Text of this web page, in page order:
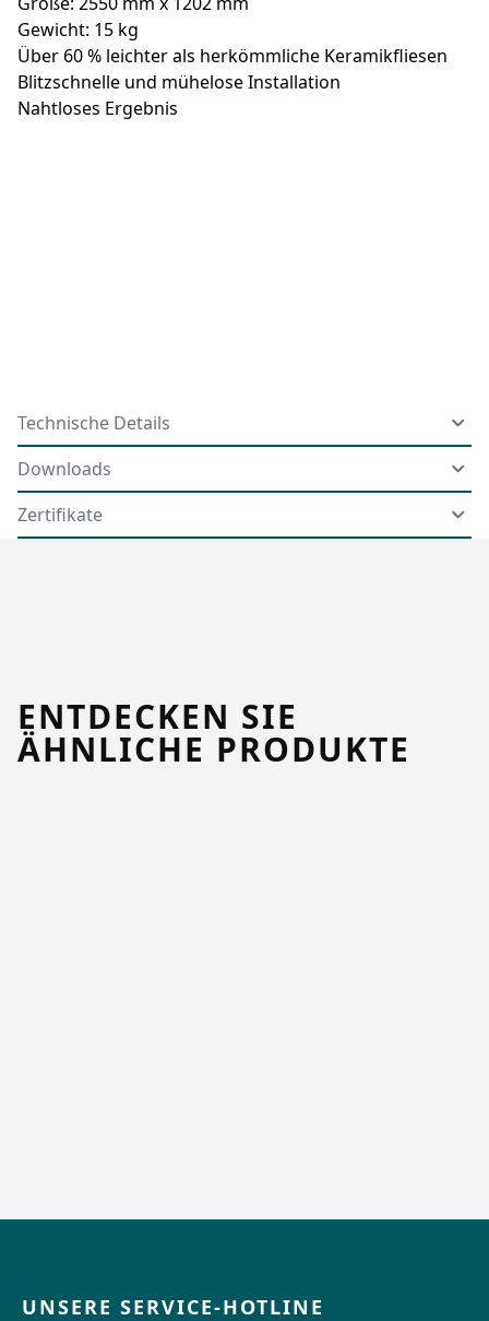
Gewicht: 15 kg
Über 60 % leichter als herkömmliche Keramikfliesen
Blitzschnelle und mühelose Installation
Nahtloses Ergebnis
Technische Details
Downloads
Zertifikate
ENTDECKEN SIE
ÄHNLICHE PRODUKTE
UNSERE SERVICE-HOTLINE